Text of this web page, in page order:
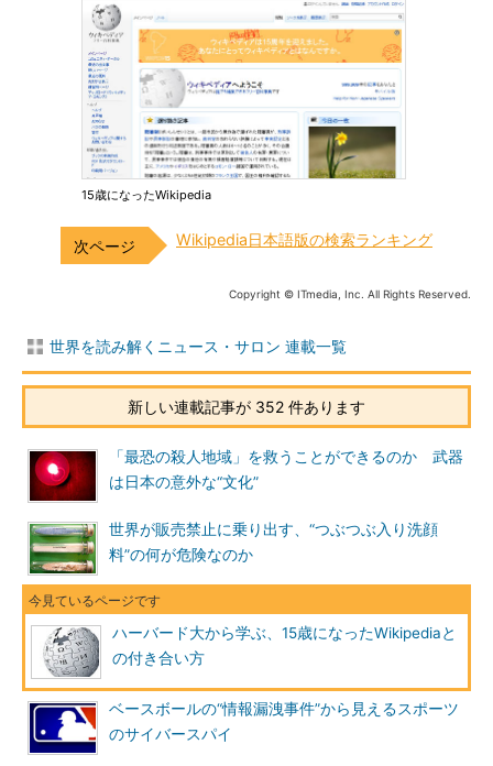
15歳になったWikipedia
Wikipedia日本語版の検索ランキング
Copyright © ITmedia, Inc. All Rights Reserved.
世界を読み解くニュース・サロン 連載一覧
新しい連載記事が 352 件あります
「最恐の殺人地域」を救うことができるのか 武器
は日本の意外な“文化”
世界が販売禁止に乗り出す、“つぶつぶ入り洗顔
料”の何が危険なのか
ハーバード大から学ぶ、15歳になったWikipediaと
の付き合い方
ベースボールの“情報漏洩事件”から見えるスポーツ
のサイバースパイ